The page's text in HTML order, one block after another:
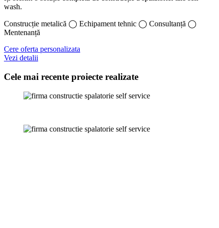
wash.
Construcție metalică ◯ Echipament tehnic ◯ Consultanță ◯
Mentenanță
Cere oferta personalizata
Vezi detalii
Cele mai recente proiecte realizate